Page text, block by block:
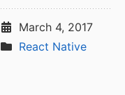
March 4, 2017
React Native